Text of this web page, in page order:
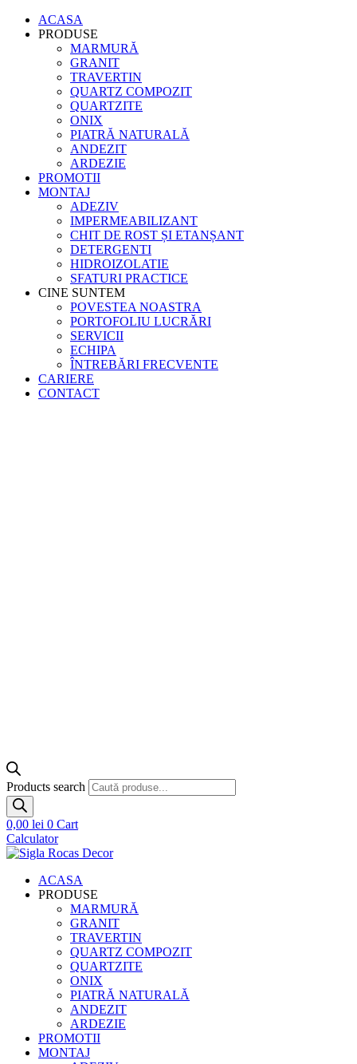
ACASA
PRODUSE
MARMURĂ
GRANIT
TRAVERTIN
QUARTZ COMPOZIT
QUARTZITE
ONIX
PIATRĂ NATURALĂ
ANDEZIT
ARDEZIE
PROMOTII
MONTAJ
ADEZIV
IMPERMEABILIZANT
CHIT DE ROST ȘI ETANȘANT
DETERGENTI
HIDROIZOLATIE
SFATURI PRACTICE
CINE SUNTEM
POVESTEA NOASTRA
PORTOFOLIU LUCRĂRI
SERVICII
ECHIPA
ÎNTREBĂRI FRECVENTE
CARIERE
CONTACT
Products search
0,00 lei 0 Cart
Calculator
ACASA
PRODUSE
MARMURĂ
GRANIT
TRAVERTIN
QUARTZ COMPOZIT
QUARTZITE
ONIX
PIATRĂ NATURALĂ
ANDEZIT
ARDEZIE
PROMOTII
MONTAJ